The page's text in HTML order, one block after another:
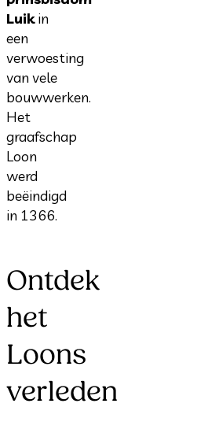
Luikin
een
verwoesting
van vele
bouwwerken.
Het
graafschap
Loon
werd
beëindigd
in 1366.
Ontdek
het
Loons
verleden